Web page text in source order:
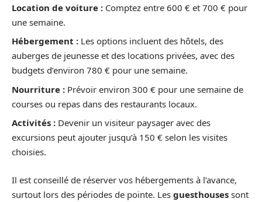
Location de voiture : Comptez entre 600 € et 700 € pour
une semaine.
Hébergement : Les options incluent des hôtels, des
auberges de jeunesse et des locations privées, avec des
budgets d’environ 780 € pour une semaine.
Nourriture : Prévoir environ 300 € pour une semaine de
courses ou repas dans des restaurants locaux.
Activités : Devenir un visiteur paysager avec des
excursions peut ajouter jusqu’à 150 € selon les visites
choisies.
Il est conseillé de réserver vos hébergements à l’avance,
surtout lors des périodes de pointe. Les guesthouses sont